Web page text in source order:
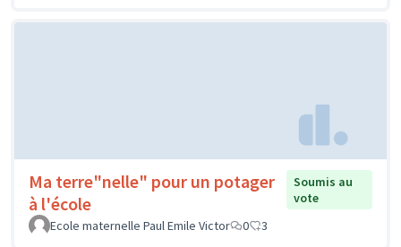
Ma terre"nelle" pour un potager
à l'école
Soumis au
vote
Ecole maternelle Paul Emile Victor
0 3